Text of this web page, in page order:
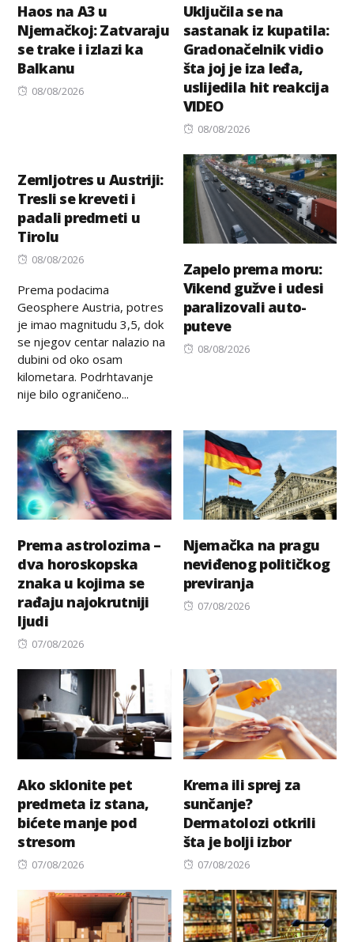
Haos na A3 u
Njemačkoj: Zatvaraju
se trake i izlazi ka
Balkanu
Posted
08/08/2026
Uključila se na
sastanak iz kupatila:
Gradonačelnik vidio
šta joj je iza leđa,
uslijedila hit reakcija
VIDEO
Posted
08/08/2026
Zemljotres u Austriji:
Tresli se kreveti i
padali predmeti u
Tirolu
Posted
08/08/2026
Prema podacima
Geosphere Austria, potres
je imao magnitudu 3,5, dok
se njegov centar nalazio na
dubini od oko osam
kilometara. Podrhtavanje
nije bilo ograničeno...
Zapelo prema moru:
Vikend gužve i udesi
paralizovali auto-
puteve
Posted
08/08/2026
Prema astrolozima –
dva horoskopska
znaka u kojima se
rađaju najokrutniji
ljudi
Posted
07/08/2026
Njemačka na pragu
neviđenog političkog
previranja
Posted
07/08/2026
Ako sklonite pet
predmeta iz stana,
bićete manje pod
stresom
Posted
07/08/2026
Krema ili sprej za
sunčanje?
Dermatolozi otkrili
šta je bolji izbor
Posted
07/08/2026